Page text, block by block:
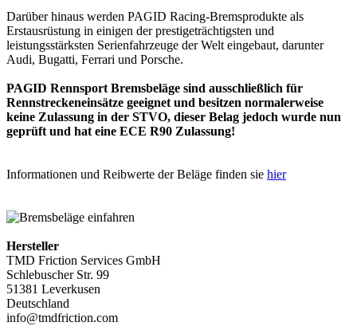
Darüber hinaus werden PAGID Racing-Bremsprodukte als
Erstausrüstung in einigen der prestigeträchtigsten und
leistungsstärksten Serienfahrzeuge der Welt eingebaut, darunter
Audi, Bugatti, Ferrari und Porsche.
PAGID Rennsport Bremsbeläge sind ausschließlich für
Rennstreckeneinsätze geeignet und besitzen normalerweise
keine Zulassung in der STVO, dieser Belag jedoch wurde nun
geprüft und hat eine ECE R90 Zulassung!
Informationen und Reibwerte der Beläge finden sie hier
Hersteller
TMD Friction Services GmbH
Schlebuscher Str. 99
51381 Leverkusen
Deutschland
info@tmdfriction.com